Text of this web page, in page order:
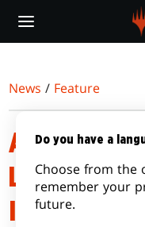
main
News / Feature
IXALAN
Do you have a
Choose from the
remember your
future.